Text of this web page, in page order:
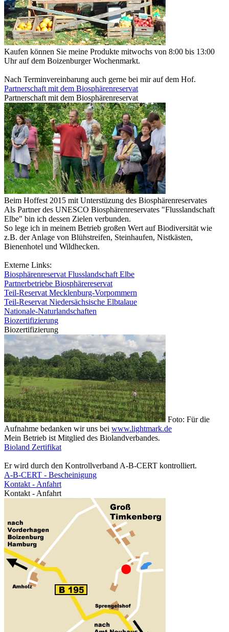
Kaufen können Sie meine Produkte mitwochs von 8:00 bis 13:00
Uhr auf dem Boizenburger Wochenmarkt.
Nach Terminvereinbarung auch gerne bei mir auf dem Hof.
Partnerschaft mit dem Biosphärenreservat
Partnerschaft mit dem Biosphärenreservat
Beim Hoffest 2015 mit Unterstüzung des Biosphärenreservates
Als Partner des UNESCO Biosphärenreservates "Flusslandschaft
Elbe" bin ich dessen Zielen verbunden.
So lege ich in meinem Betrieb großen Wert auf Biodiversität wie
z.B. der Anlage von Blühstreifen, Steinhaufen, Nistkästen,
Bienenhotel und Wildhecken.
Externe Links:
Biosphärenreservat Flusslandschaft Elbe
Partnerbetriebe Biosphärereservat
Teil-Reservat Mecklenburg-Vorpommern
Teil-Reservat Niedersächsische Elbtalaue
Nationale-Naturlandschaften
Biozertifizierung
Biozertifizierung
Foto: Für die
Aufnahme bedanken wir uns bei www.lightmark.de
Mein Betrieb ist Mitglied des Biolandverbandes.
Bioland Zertifikat
Er wird durch den Kontrollverband A-B-CERT kontrolliert.
A-B-CERT - Bescheinigung
Kontakt - Anfahrt
Kontakt - Anfahrt